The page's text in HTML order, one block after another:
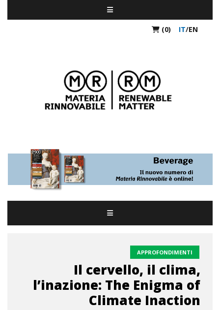
(0) IT/EN
APPROFONDIMENTI
Il cervello, il clima,
l’inazione: The Enigma of
Climate Inaction